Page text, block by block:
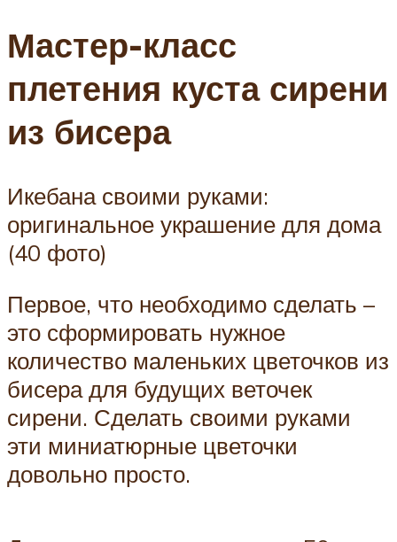
Мастер-класс
плетения куста сирени
из бисера
Икебана своими руками:
оригинальное украшение для дома
(40 фото)
Первое, что необходимо сделать –
это сформировать нужное
количество маленьких цветочков из
бисера для будущих веточек
сирени. Сделать своими руками
эти миниатюрные цветочки
довольно просто.